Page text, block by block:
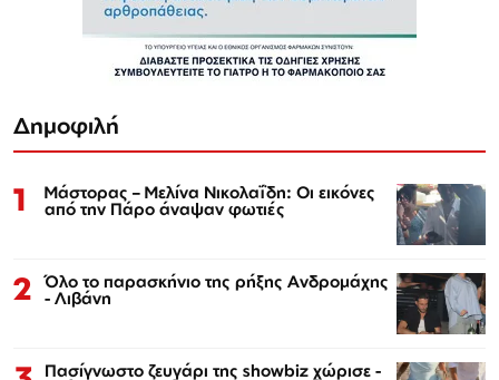
Δημοφιλή
1 Μάστορας – Μελίνα Νικολαΐδη: Οι εικόνες
από την Πάρο άναψαν φωτιές
2 Όλο το παρασκήνιο της ρήξης Ανδρομάχης
- Λιβάνη
Πασίγνωστο ζευγάρι της showbiz χώρισε -